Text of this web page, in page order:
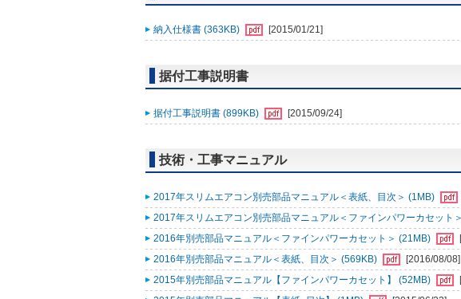
納入仕様書 (363KB) [2015/01/21]
据付工事説明書
据付工事説明書 (899KB) [2015/09/24]
技術・工事マニュアル
2017年スリムエアコン別売部品マニュアル＜表紙、目次＞ (1MB)
2017年スリムエアコン別売部品マニュアル＜ファインパワーカセット
2016年別売部品マニュアル＜ファインパワーカセット＞ (21MB)
2016年別売部品マニュアル＜表紙、目次＞ (569KB)
[2016/08/08]
2015年別売部品マニュアル【ファインパワーカセット】 (52MB)